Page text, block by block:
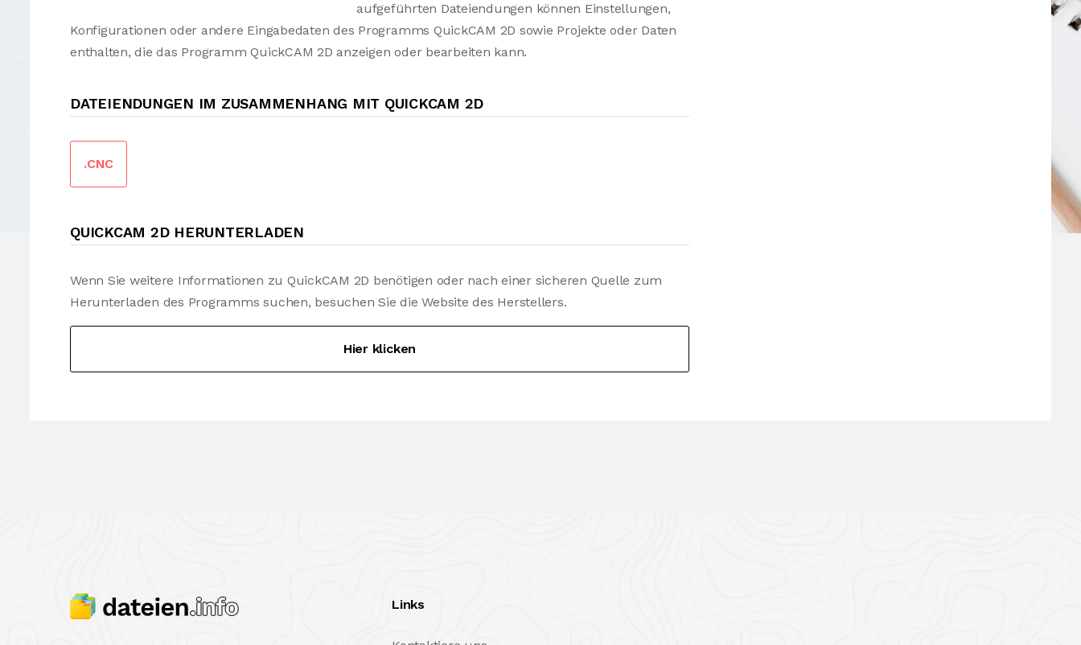
aufgeführten Dateiendungen können Einstellungen,
Konfigurationen oder andere Eingabedaten des Programms QuickCAM 2D sowie Projekte oder Daten
enthalten, die das Programm QuickCAM 2D anzeigen oder bearbeiten kann.
DATEIENDUNGEN IM ZUSAMMENHANG MIT QUICKCAM 2D
.CNC
QUICKCAM 2D HERUNTERLADEN
Wenn Sie weitere Informationen zu QuickCAM 2D benötigen oder nach einer sicheren Quelle zum
Herunterladen des Programms suchen, besuchen Sie die Website des Herstellers.
Hier klicken
Links